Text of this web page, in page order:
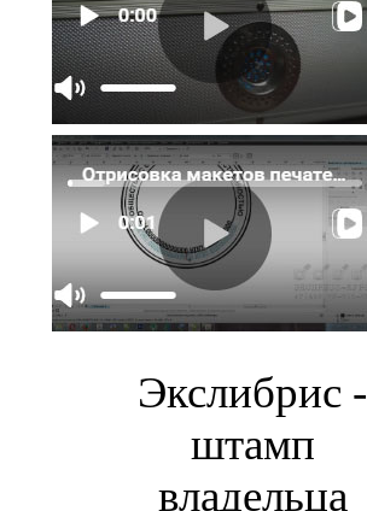
Экслибрис -
штамп
владельца